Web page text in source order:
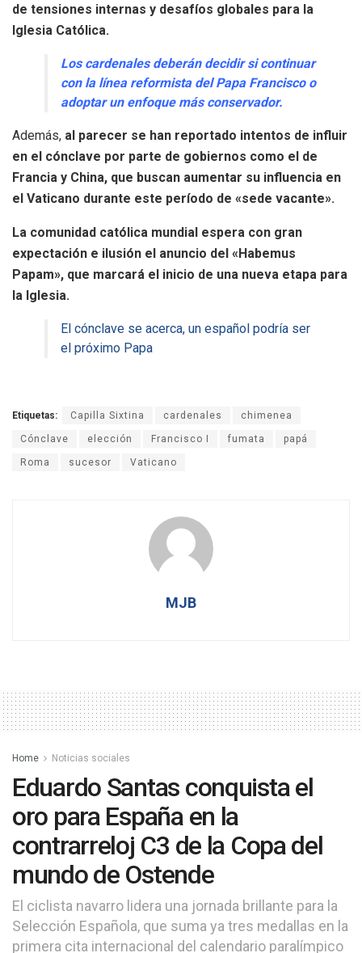
de tensiones internas y desafíos globales para la
Iglesia Católica.
Los cardenales deberán decidir si continuar
con la línea reformista del Papa Francisco o
adoptar un enfoque más conservador.
Además, al parecer se han reportado intentos de influir
en el cónclave por parte de gobiernos como el de
Francia y China, que buscan aumentar su influencia en
el Vaticano durante este período de «sede vacante».
La comunidad católica mundial espera con gran
expectación e ilusión el anuncio del «Habemus
Papam», que marcará el inicio de una nueva etapa para
la Iglesia.
El cónclave se acerca, un español podría ser
el próximo Papa
Etiquetas: Capilla Sixtina cardenales chimenea
Cónclave elección Francisco I fumata papá
Roma sucesor Vaticano
MJB
Home Noticias sociales
Eduardo Santas conquista el
oro para España en la
contrarreloj C3 de la Copa del
mundo de Ostende
El ciclista navarro lidera una jornada brillante para la
Selección Española, que suma ya tres medallas en la
primera cita internacional del calendario paralímpico